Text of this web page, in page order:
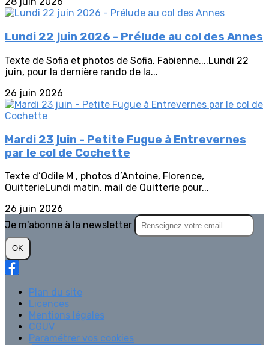
Lundi 22 juin 2026 - Prélude au col des Annes
Texte de Sofia et photos de Sofia, Fabienne,...Lundi 22
juin, pour la dernière rando de la...
26 juin 2026
Mardi 23 juin - Petite Fugue à Entrevernes
par le col de Cochette
Texte d’Odile M , photos d’Antoine, Florence,
QuitterieLundi matin, mail de Quitterie pour...
26 juin 2026
Je m'abonne à la newsletter
OK
Plan du site
Licences
Mentions légales
CGUV
Paramétrer vos cookies